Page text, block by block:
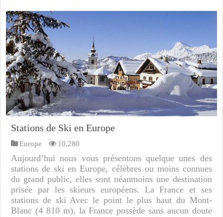
Stations de Ski en Europe
Europe 10,280
Aujourd’hui nous vous présentons quelque unes des
stations de ski en Europe, célèbres ou moins connues
du grand public, elles sont néanmoins une destination
prisée par les skieurs européens. La France et ses
stations de ski Avec le point le plus haut du Mont-
Blanc (4 810 m), la France possède sans aucun doute